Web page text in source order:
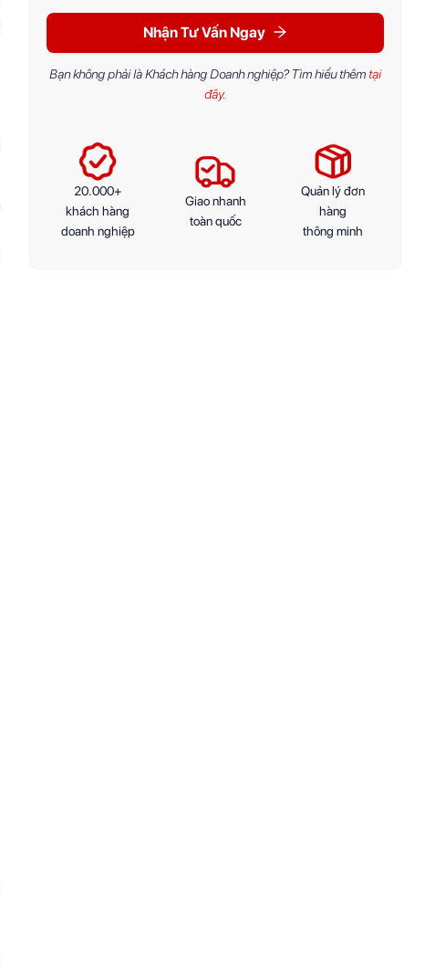
Nhận Tư Vấn Ngay
Bạn không phải là Khách hàng Doanh nghiệp? Tìm hiểu thêm tại
đây.
20.000+
khách hàng
doanh nghiệp
Giao nhanh
toàn quốc
Quản lý đơn
hàng
thông minh